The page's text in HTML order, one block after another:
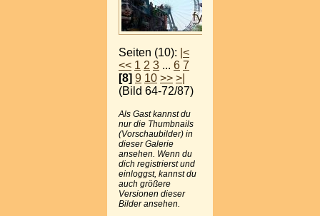
Seiten (10): |<
<< 1 2 3 ... 6 7
[8] 9 10 >> >|
(Bild 64-72/87)
Als Gast kannst du
nur die Thumbnails
(Vorschaubilder) in
dieser Galerie
ansehen. Wenn du
dich registrierst und
einloggst, kannst du
auch größere
Versionen dieser
Bilder ansehen.